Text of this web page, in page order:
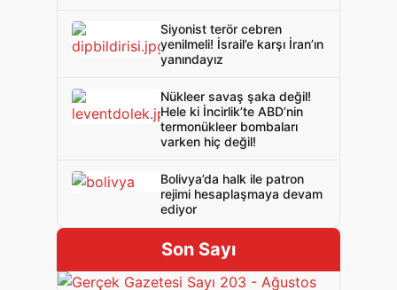
Siyonist terör cebren
yenilmeli! İsrail’e karşı İran’ın
yanındayız
Nükleer savaş şaka değil!
Hele ki İncirlik’te ABD’nin
termonükleer bombaları
varken hiç değil!
Bolivya’da halk ile patron
rejimi hesaplaşmaya devam
ediyor
Son Sayı